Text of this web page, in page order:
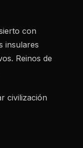
con
insulares
Reinos de
civilización